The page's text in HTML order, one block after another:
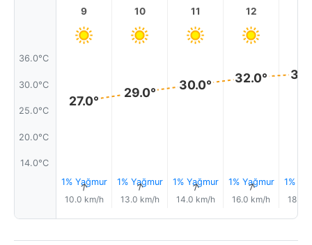
36.0°C
30.0°C
25.0°C
20.0°C
14.0°C
9
27.0°
1% Yağmur
↑
10.0 km/h
10
29.0°
1% Yağmur
↑
13.0 km/h
11
30.0°
1% Yağmur
↑
14.0 km/h
12
32.0°
1% Yağmur
↑
16.0 km/h
1%
18.0